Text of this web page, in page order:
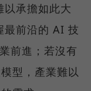
承擔如此大
最前沿的 AI 技
前進；若沒有
型，產業難以